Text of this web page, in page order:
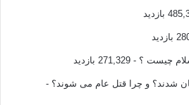
چیست ؟ - 271,329 بازدید
شدند؟ و چرا قتل عام می شوند؟ -